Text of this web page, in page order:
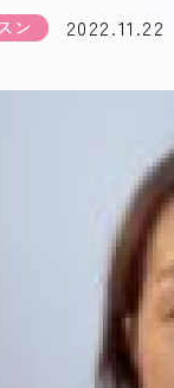
ン 2022.11.22